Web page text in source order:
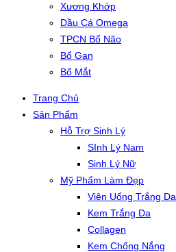
Xương Khớp
Dầu Cá Omega
TPCN Bổ Não
Bổ Gan
Bổ Mắt
Trang Chủ
Sản Phẩm
Hỗ Trợ Sinh Lý
SInh Lý Nam
Sinh Lý Nữ
Mỹ Phẩm Làm Đẹp
Viên Uống Trắng Da
Kem Trắng Da
Collagen
Kem Chống Nắng